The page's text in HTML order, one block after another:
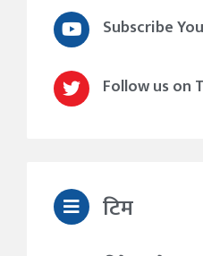
Subscribe
Follow us on
टिम